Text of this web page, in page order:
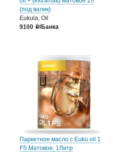
(под валик)
Eukula, Oil
9100
a/Банка
Паркетное масло с Euku oil 1
FS Матовое, 1Литр